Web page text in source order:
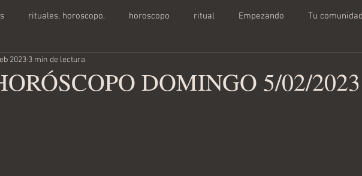
rituales, horoscopo, horoscopo ritual Empezando Tu comunidad
bloguear Horoscopo Diario
DOMINGO 5/02/2023
2023 3 min de lectura